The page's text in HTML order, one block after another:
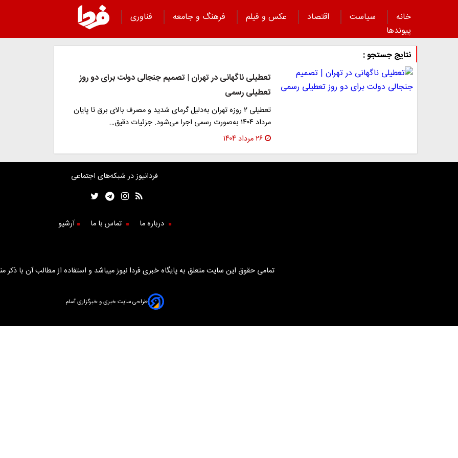
خانه سیاست اقتصاد عکس و فیلم فرهنگ و جامعه
فناوری
پیوند‌ها
نتایج جستجو :
تعطیلی ناگهانی در تهران | تصمیم جنجالی دولت برای دو روز
تعطیلی رسمی
تعطیلی ۲ روزه تهران به‌دلیل گرمای شدید و مصرف بالای برق تا پایان
مرداد ۱۴۰۴ به‌صورت رسمی اجرا می‌شود. جزئیات دقیق…
۲۶ مرداد ۱۴۰۴
فردانیوز در شبکه‌های اجتماعی
درباره ما تماس با ما آرشیو
تمامی حقوق این سایت متعلق به پایگاه خبری فردا نیوز میباشد و استفاده از مطالب آن با ذکر
طراحی سایت خبری و خبرگزاری آسام